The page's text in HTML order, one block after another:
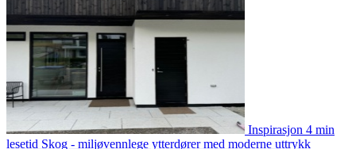
Inspirasjon 4 min
lesetid Skog - miljøvennlege ytterdører med moderne uttrykk